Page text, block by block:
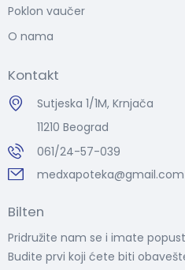
Poklon vaučer
O nama
Kontakt
Sutjeska 1/1M, Krnjača
11210 Beograd
061/24-57-039
medxapoteka@gmail.com
Bilten
Pridružite nam se i imate
Budite prvi koji ćete biti